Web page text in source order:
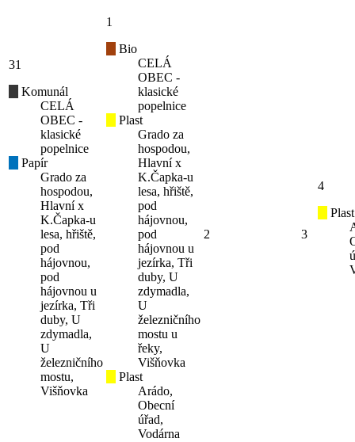
31
Komunál
CELÁ
OBEC -
klasické
popelnice
Papír
Grado za
hospodou,
Hlavní x
K.Čapka-u
lesa, hřiště,
pod
hájovnou,
pod
hájovnou u
jezírka, Tři
duby, U
zdymadla,
U
železničního
mostu,
Višňovka
1
Bio
CELÁ
OBEC -
klasické
popelnice
Plast
Grado za
hospodou,
Hlavní x
K.Čapka-u
lesa, hřiště,
pod
hájovnou,
pod
hájovnou u
jezírka, Tři
duby, U
zdymadla,
U
železničního
mostu u
řeky,
Višňovka
Plast
Arádo,
Obecní
úřad,
Vodárna
2 3
4
Plast